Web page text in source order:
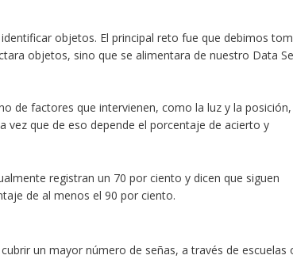
objetos. El principal reto fue que debimos
objetos, sino que se alimentara de nuestro Data
de factores que intervienen, como la luz y la posición,
que de eso depende el porcentaje de acierto y
registran un 70 por ciento y dicen que siguen
de al menos el 90 por ciento.
un mayor número de señas, a través de escuelas